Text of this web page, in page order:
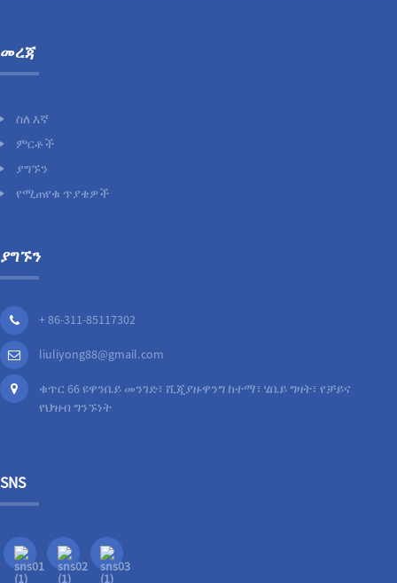
መረጃ
ስለ እኛ
ምርቶች
ያግኙን
የሚጠየቁ ጥያቄዎች
ያግኙን
+ 86-311-85117302
liuliyong88@gmail.com
ቁጥር 66 ዩዋንቤይ መንገድ፣ ሺጂያዙዋንግ ከተማ፣ ሄቤይ ግዛት፣ የቻይና
የህዝብ ግንኙነት
SNS